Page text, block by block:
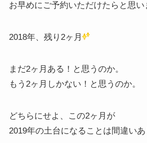
お早めにご予約いただけたらと思い
2018年、残り2ヶ月
まだ2ヶ月ある！と思うのか。
もう2ヶ月しかない！と思うのか。
どちらにせよ、この2ヶ月が
2019年の土台になることは間違いあ